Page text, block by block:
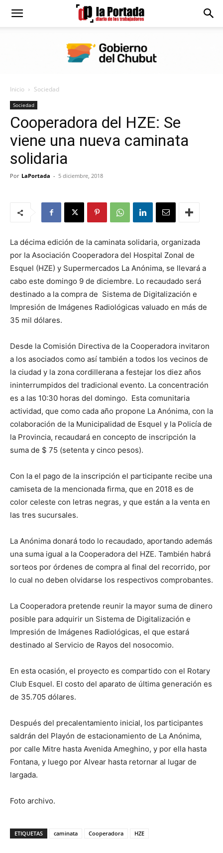
Diario
Portada
Inicio Sociedad
Sociedad
Cooperadora del HZE: Se
viene una nueva caminata
solidaria
Por LaPortada - 5 diciembre, 2018
La décima edición de la caminata solidaria, organizada
por la Asociación Cooperadora del Hospital Zonal de
Esquel (HZE) y Supermercados La Anónima, se llevará a
cabo este domingo 9 de diciembre. Lo recaudado será
destinado a la compra de Sistema de Digitalización e
Impresión de Imágenes Radiológicas valuado en más de
35 mil dólares.
Desde la Comisión Directiva de la Cooperadora invitaron
a los asociados como así también a todos los vecinos de
la ciudad y la zona cordillerana a festejar los diez años
ininterrumpidos del tradicional evento. La concentración
es a las 10:30 horas del domingo. Esta comunitaria
actividad, que como cada año propone La Anónima, con la
colaboración de la Municipalidad de Esquel y la Policía de
la Provincia, recaudará en concepto de inscripción la
suma de $ 75 (setenta y cinco pesos).
Con la el pago de la inscripción el participante recibe una
camiseta de la mencionada firma, que en 2018 es de
color celeste con letras negras, y que están a la venta en
las tres sucursales.
La Anónima donará todo lo recaudado, aportando además
una suma igual a la Cooperadora del HZE. También habrá
sorteos por órdenes de compra al final del recorrido, por
lo cual no deben olvidarse los respectivos comprobantes.
La Cooperadora pretende reunir la mayor suma de dinero
posible para adquirir un Sistema de Digitalización e
Impresión de Imágenes Radiológicas, el que estará
destinado al Servicio de Rayos del nosocomio.
En esta ocasión, el proyecto es compartido con el Rotary
Club Esquel. El costo del aparato de última generación es
de 35.705 dólares.
Después del precalentamiento inicial, los participantes
saldrán del Playón de estacionamiento de La Anónima,
por calle Mitre hasta Avenida Ameghino, y por ella hasta
Fontana, y luego por Alvear hasta retornar al lugar de
largada.
Foto archivo.
ETIQUETAS caminata Cooperadora HZE